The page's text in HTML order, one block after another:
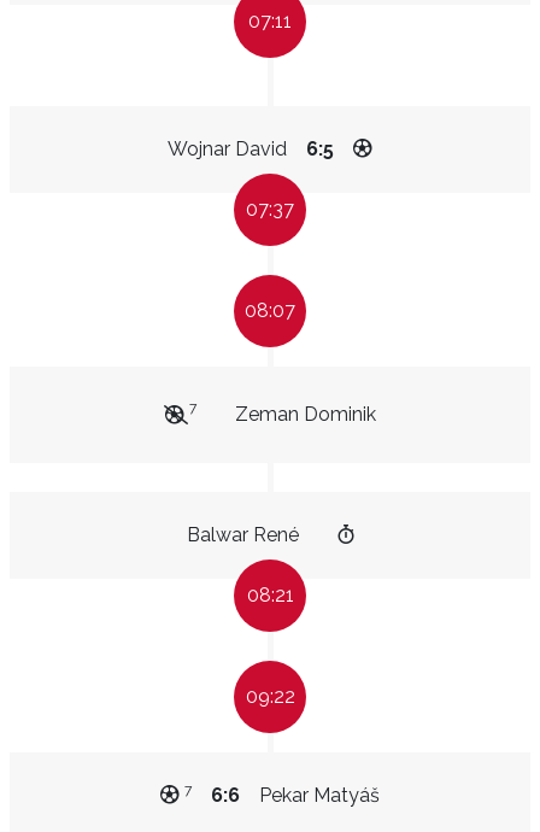
07:11
Wojnar David 6:5
07:37
08:07
Zeman Dominik
7
Balwar René
08:21
09:22
Pekar Matyáš
6:6
7